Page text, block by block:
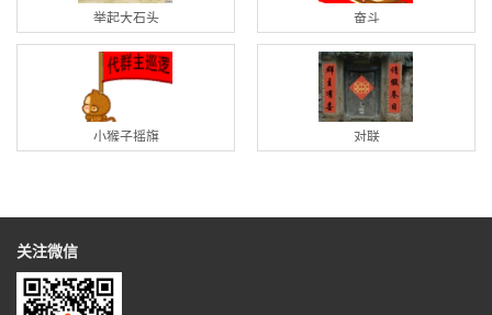
举起大石头 奋斗
小猴子摇旗 对联
关注微信